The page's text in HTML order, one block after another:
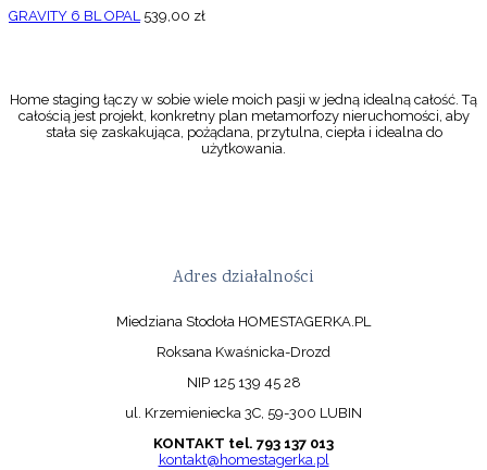
GRAVITY 6 BL OPAL 539,00 zł
Home staging łączy w sobie wiele moich pasji w jedną idealną całość. Tą
całością jest projekt, konkretny plan metamorfozy nieruchomości, aby
stała się zaskakująca, pożądana, przytulna, ciepła i idealna do
użytkowania.
Adres działalności
Miedziana Stodoła HOMESTAGERKA.PL
Roksana Kwaśnicka-Drozd
NIP 125 139 45 28
ul. Krzemieniecka 3C, 59-300 LUBIN
KONTAKT tel. 793 137 013
kontakt@homestagerka.pl